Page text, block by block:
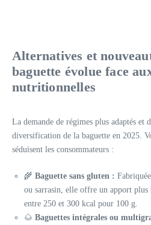
Alternatives et
baguette évolue face
nutritionnelles
La demande de régimes plus adaptés et
diversification de la baguette en 2025.
séduisent les consommateurs :
🌾 Baguette sans gluten :
ou sarrasin, elle offre un apport plus
entre 250 et 300 kcal pour 100 g.
🌰 Baguettes intégrales ou